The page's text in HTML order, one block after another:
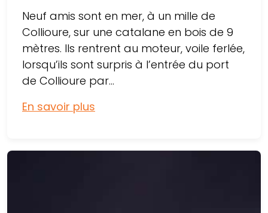
Neuf amis sont en mer, à un mille de
Collioure, sur une catalane en bois de 9
mètres. Ils rentrent au moteur, voile ferlée,
lorsqu’ils sont surpris à l’entrée du port
de Collioure par...
En savoir plus